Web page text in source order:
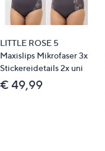
Echte
LITTLE ROSE 5
Maxislips Mikrofaser 3x
Stickereidetails 2x uni
€ 49,99